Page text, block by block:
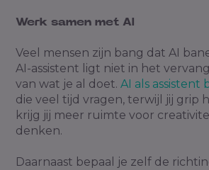
Werk samen met AI
Veel mensen zijn bang dat AI
AI-assistent ligt niet in het
van wat je al doet. AI als assistent
die veel tijd vragen, terwijl jij grip
krijg jij meer ruimte voor
denken.
Daarnaast bepaal je zelf de